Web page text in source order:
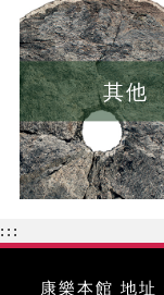
其他
:::
康樂本館 地址